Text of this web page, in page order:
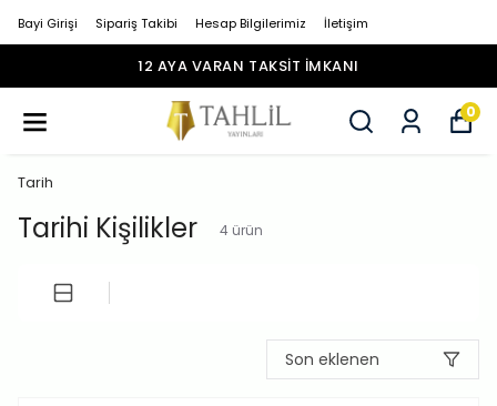
Bayi Girişi Sipariş Takibi Hesap Bilgilerimiz İletişim
1500 TL ÜZERI ÜCRETSIZ KARGO
0
Tarih
Tarihi Kişilikler 4 ürün
Son eklenen